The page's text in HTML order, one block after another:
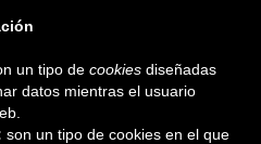
un tipo de cookies diseñadas
datos mientras el usuario
son un tipo de cookies en el que